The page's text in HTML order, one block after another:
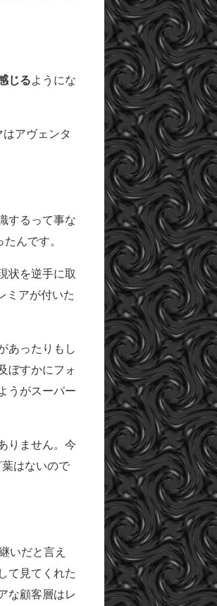
じる ようにな
アヴェンタ
するって事な
んです。
状を逆手に取
ミアが付いた
あったりもし
ぼすかにフォ
うがスーパー
りません。今
はないので
いだと言え
て見てくれた
な顧客層はレ